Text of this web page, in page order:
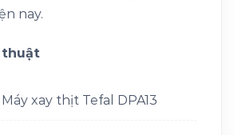
nay.
thuật
xay thịt Tefal DPA13